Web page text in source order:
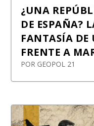
¿UNA
DE ESPAÑA?
FANTASÍA DE
FRENTE A
POR GEOPOL 21